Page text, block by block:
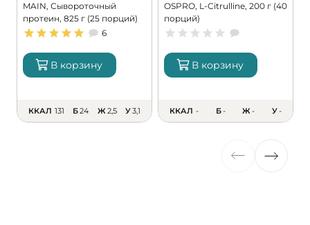
MAIN, Сывороточный
протеин, 825 г (25 порций)
6
В корзину
ККАЛ 131 Б24 Ж2,5 У3,1
OSPRO, L-Citrulline, 200 г (40
порций)
В корзину
ККАЛ - Б- Ж- У-